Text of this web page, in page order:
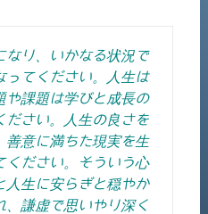
なり、いかなる状況で
ってください。人生は
や課題は学びと成長の
ださい。人生の良さを
善意に満ちた現実を生
ください。そういう心
人生に安らぎと穏やか
、謙虚で思いやり深く